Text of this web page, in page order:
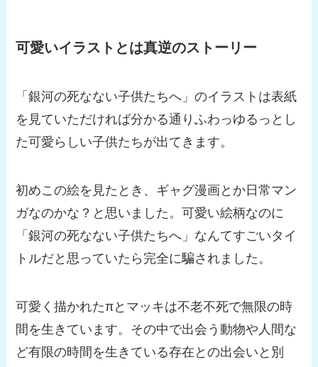
可愛いイラストとは真逆のストーリー
「銀河の死なない子供たちへ」のイラストは表紙
を見ていただければ分かる通りふわっゆるっとし
た可愛らしい子供たちが出てきます。
初めこの絵を見たとき、ギャグ漫画とか日常マン
ガなのかな？と思いました。可愛い絵柄なのに
「銀河の死なない子供たちへ」なんてすごいタイ
トルだと思っていたら完全に騙されました。
可愛く描かれたπとマッキは不老不死で無限の時
間を生きています。その中で出会う動物や人間な
ど有限の時間を生きている存在との出会いと別